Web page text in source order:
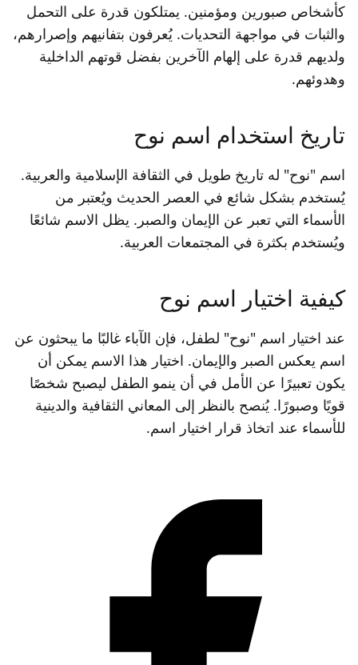
كأشخاص صبورين ومؤمنين. يمتلكون قدرة على التحمل
والثبات في مواجهة التحديات. يُعرفون بتفانيهم وإصرارهم،
ولديهم قدرة على إلهام الآخرين بفضل قوتهم الداخلية
وهدوئهم.
تاريخ استخدام اسم نوح
اسم "نوح" له تاريخ طويل في الثقافة الإسلامية والعربية.
يُستخدم بشكل شائع في العصر الحديث ويُعتبر من
الأسماء التي تعبر عن الإيمان والصبر. يظل الاسم شائعًا
ويُستخدم بكثرة في المجتمعات العربية.
كيفية اختيار اسم نوح
عند اختيار اسم "نوح" لطفل، فإن الآباء غالبًا ما يبحثون عن
اسم يعكس الصبر والإيمان. اختيار هذا الاسم يمكن أن
يكون تعبيرًا عن الأمل في أن ينمو الطفل ليصبح شخصًا
قويًا وصبورًا. يُنصح بالنظر إلى المعاني الثقافية والدينية
للأسماء عند اتخاذ قرار اختيار اسم.